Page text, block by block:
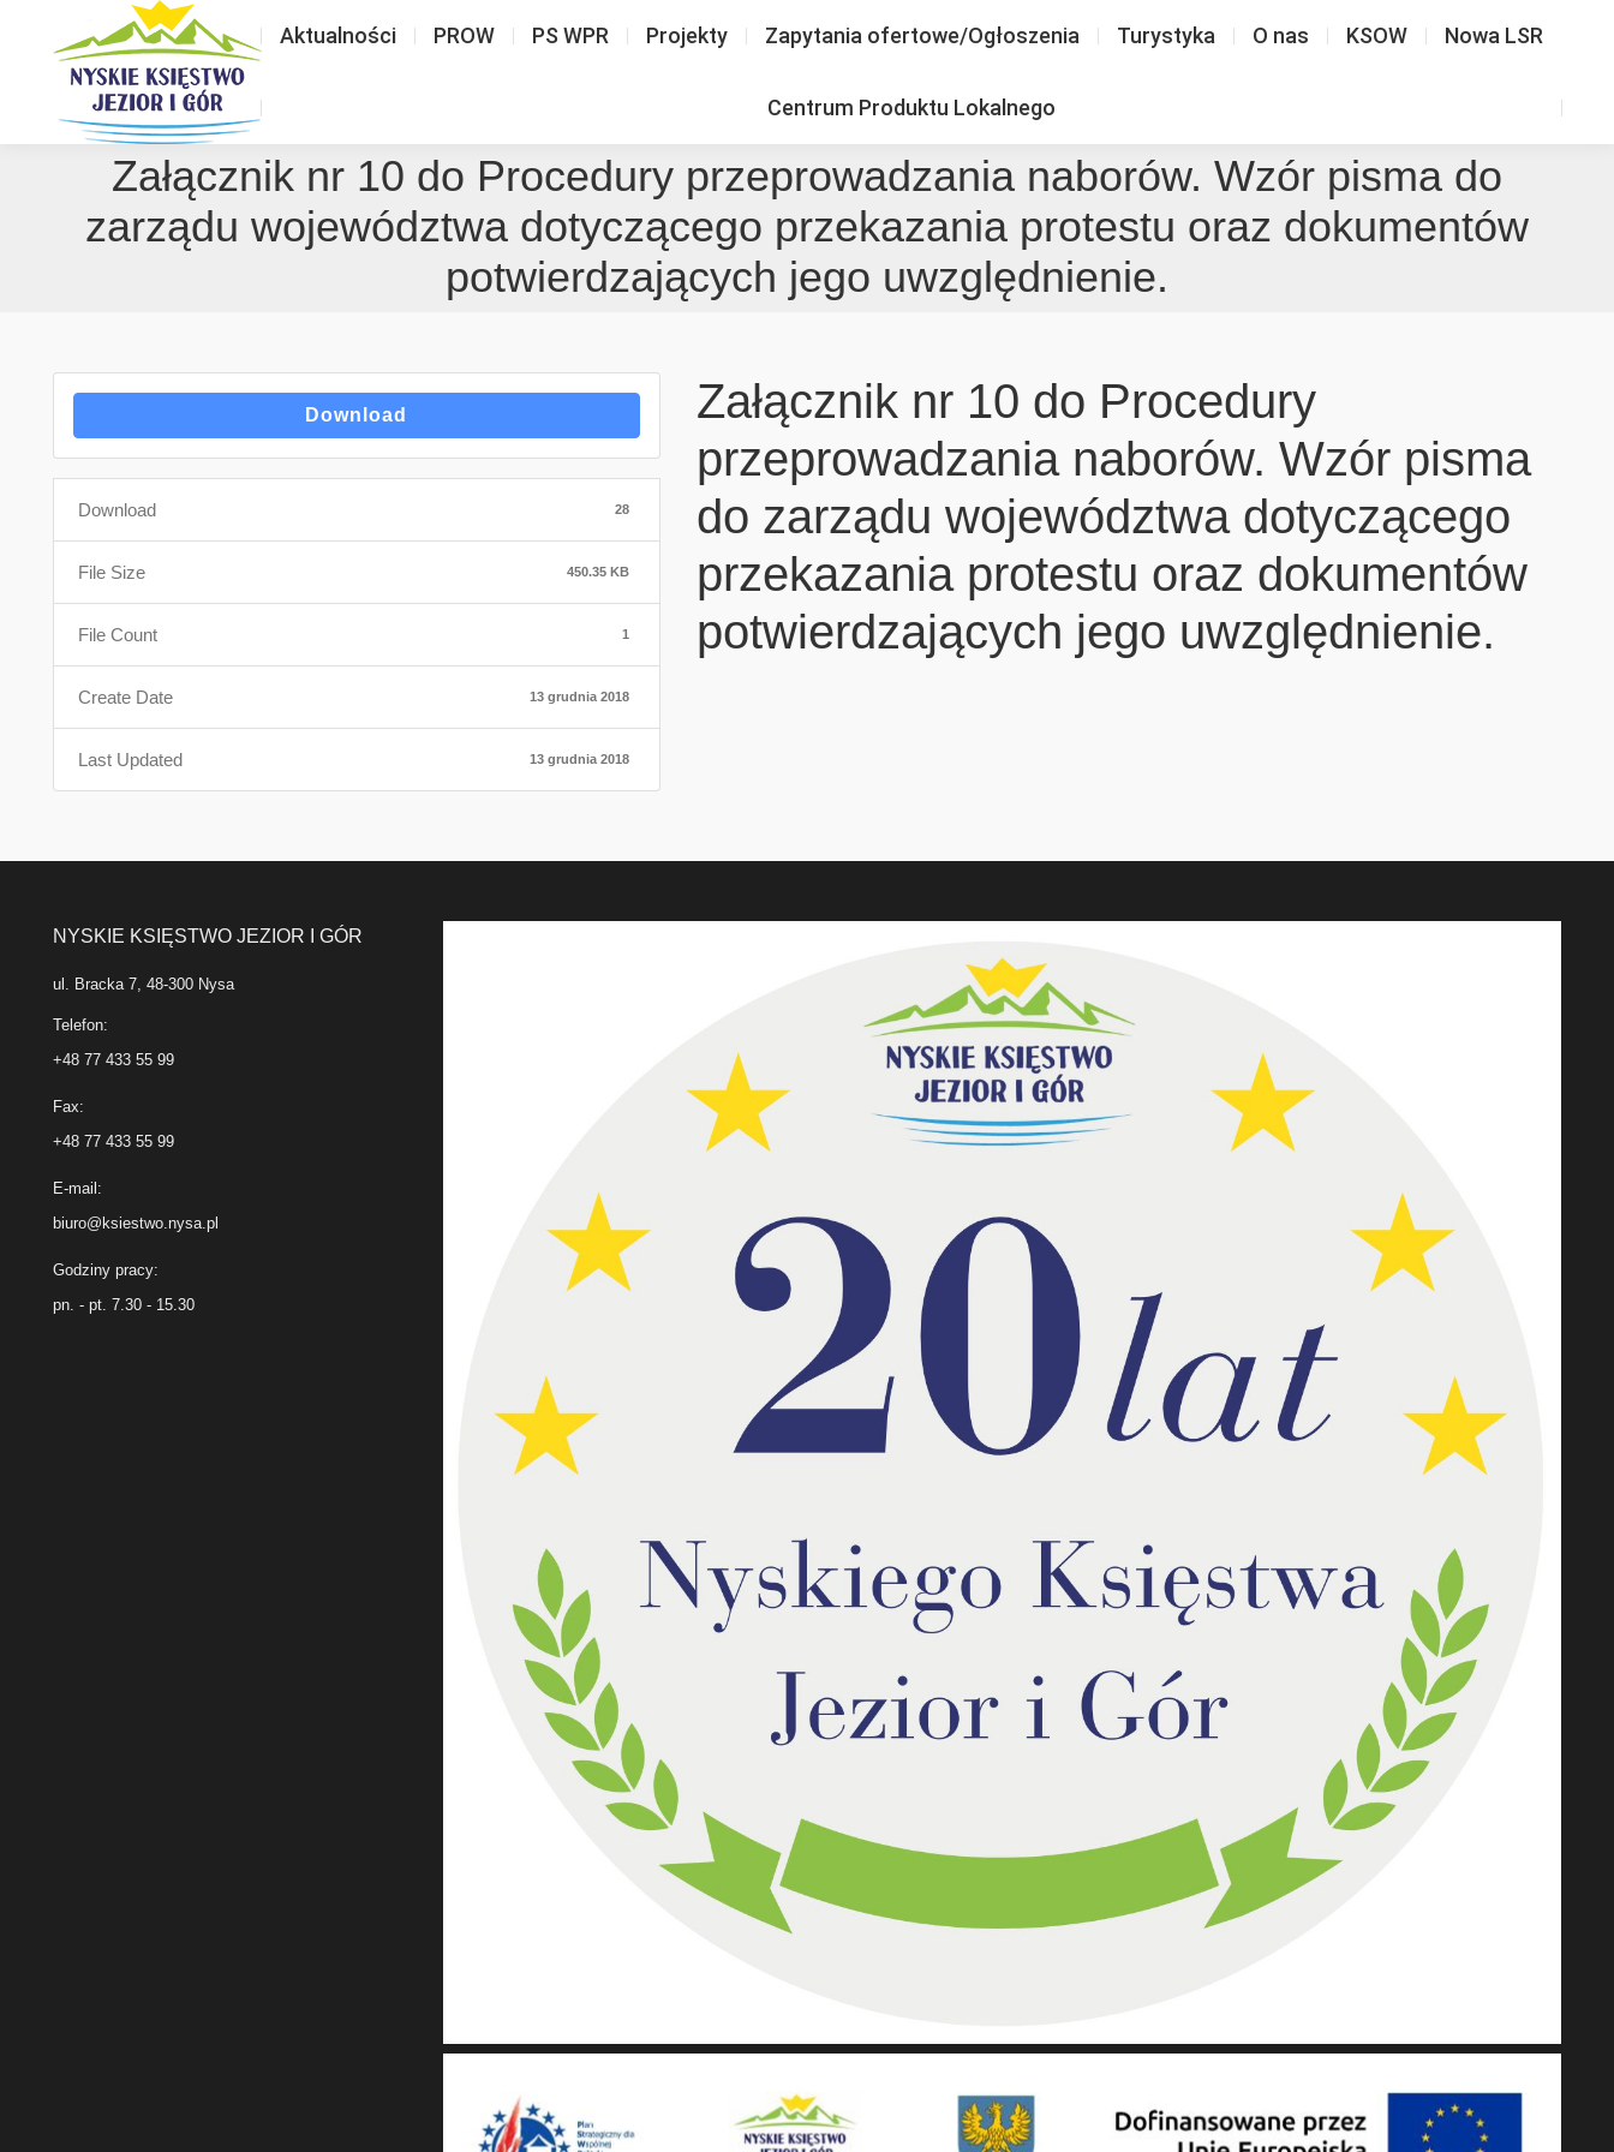
Aktualności PROW PS WPR Projekty Zapytania ofertowe/Ogłoszenia Turystyka O nas KSOW Nowa LSR
Centrum Produktu Lokalnego
Załącznik nr 10 do Procedury przeprowadzania naborów. Wzór pisma do
zarządu województwa dotyczącego przekazania protestu oraz dokumentów
potwierdzających jego uwzględnienie.
Download
Download 28
File Size 450.35 KB
File Count 1
Create Date 13 grudnia 2018
Last Updated 13 grudnia 2018
Załącznik nr 10 do Procedury
przeprowadzania naborów. Wzór pisma
do zarządu województwa dotyczącego
przekazania protestu oraz dokumentów
potwierdzających jego uwzględnienie.
NYSKIE KSIĘSTWO JEZIOR I GÓR
ul. Bracka 7, 48-300 Nysa
Telefon:
+48 77 433 55 99
Fax:
+48 77 433 55 99
E-mail:
biuro@ksiestwo.nysa.pl
Godziny pracy:
pn. - pt. 7.30 - 15.30